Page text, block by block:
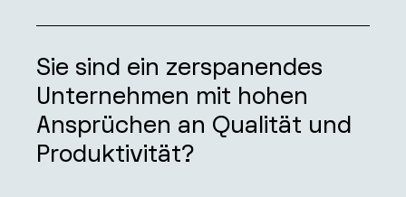
Sie sind ein zerspanendes
Unternehmen mit hohen
Ansprüchen an Qualität und
Produktivität?